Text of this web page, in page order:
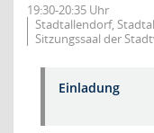
19:30-20:35 Uhr
Stadtallendorf,
Sitzungssaal der
Einladung